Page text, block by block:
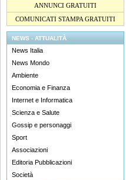
ANNUNCI GRATUITI
COMUNICATI STAMPA GRATUITI
NEWS - ATTUALITÀ
News Italia
News Mondo
Ambiente
Economia e Finanza
Internet e Informatica
Scienza e Salute
Gossip e personaggi
Sport
Associazioni
Editoria Pubblicazioni
Società